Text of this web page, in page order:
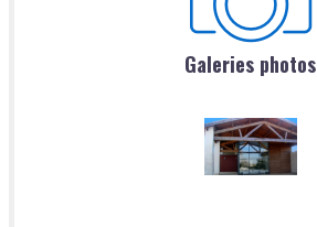
Galeries photos